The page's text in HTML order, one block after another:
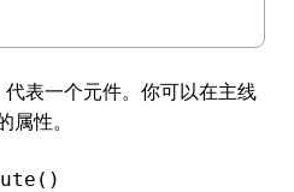
代表一个元件。你可以在主线
性。